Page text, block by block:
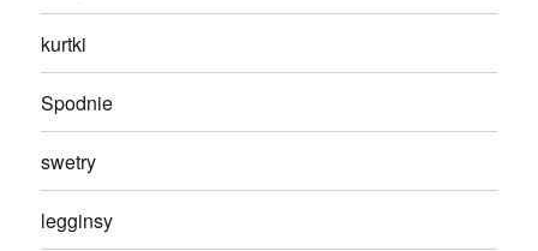
kurtki
Spodnie
swetry
legginsy